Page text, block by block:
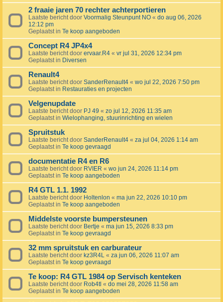
2 fraaie jaren 70 rechter achterportieren
Laatste bericht door Voormalig Steunpunt NO « do aug 06, 2026
12:12 pm
Geplaatst in Te koop aangeboden
Concept R4 JP4x4
Laatste bericht door ervaar.R4 « vr jul 31, 2026 12:34 pm
Geplaatst in Diversen
Renault4
Laatste bericht door SanderRenault4 « wo jul 22, 2026 7:50 pm
Geplaatst in Restauraties en projecten
Velgenupdate
Laatste bericht door PJ 49 « zo jul 12, 2026 11:35 am
Geplaatst in Wielophanging, stuurinrichting en wielen
Spruitstuk
Laatste bericht door SanderRenault4 « za jul 04, 2026 1:14 am
Geplaatst in Te koop gevraagd
documentatie R4 en R6
Laatste bericht door RVIER « wo jun 24, 2026 11:14 pm
Geplaatst in Te koop aangeboden
R4 GTL 1.1. 1992
Laatste bericht door Holtenlon « ma jun 22, 2026 10:10 pm
Geplaatst in Te koop aangeboden
Middelste voorste bumpersteunen
Laatste bericht door Bertje « ma jun 15, 2026 8:33 pm
Geplaatst in Te koop gevraagd
32 mm spruitstuk en carburateur
Laatste bericht door kz3R4L « za jun 06, 2026 11:07 am
Geplaatst in Te koop gevraagd
Te koop: R4 GTL 1984 op Servisch kenteken
Laatste bericht door Rob4tl « do mei 28, 2026 11:58 am
Geplaatst in Te koop aangeboden